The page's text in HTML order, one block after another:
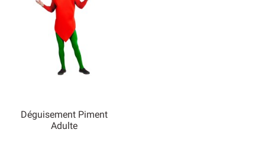
Déguisement Piment
Adulte